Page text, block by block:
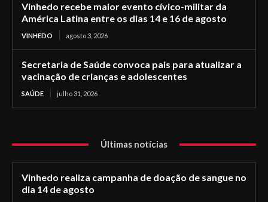
Vinhedo recebe maior evento cívico-militar da
América Latina entre os dias 14 e 16 de agosto
VINHEDO agosto 3, 2026
Secretaria de Saúde convoca pais para atualizar a
vacinação de crianças e adolescentes
SAÚDE julho 31, 2026
Últimas notícias
Vinhedo realiza campanha de doação de sangue no
dia 14 de agosto